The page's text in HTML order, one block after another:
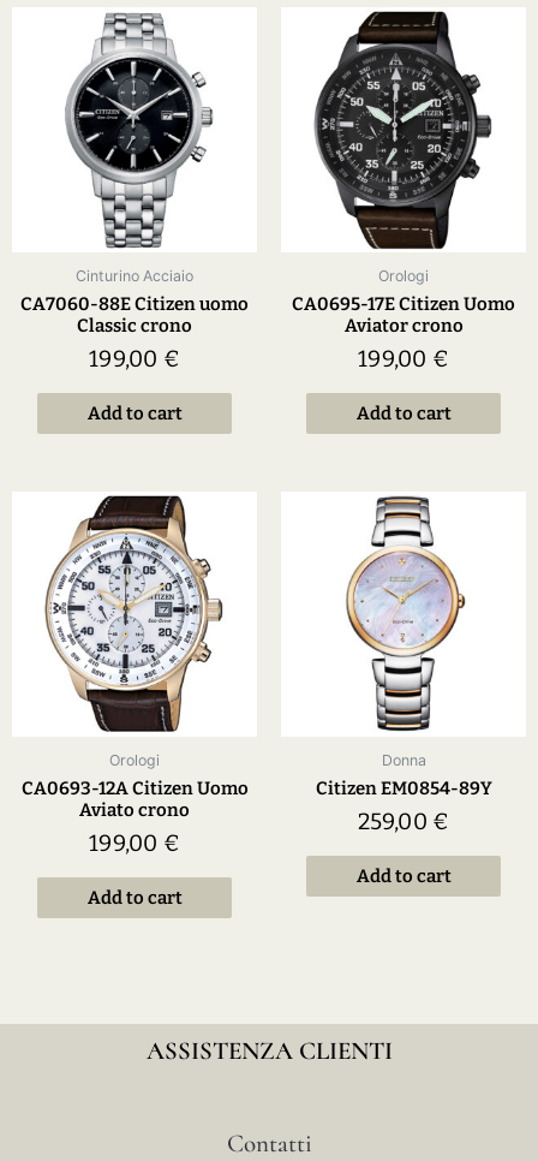
Cinturino Acciaio
CA7060-88E Citizen uomo
Classic crono
199,00 €
Add to cart
Orologi
CA0695-17E Citizen Uomo
Aviator crono
199,00 €
Add to cart
Orologi
CA0693-12A Citizen Uomo
Aviato crono
199,00 €
Add to cart
Donna
Citizen EM0854-89Y
259,00 €
Add to cart
ASSISTENZA CLIENTI
Contatti